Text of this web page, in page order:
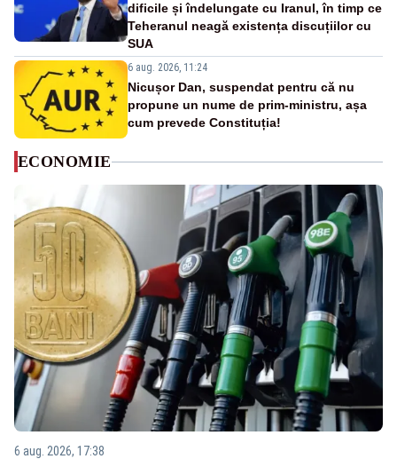
dificile și îndelungate cu Iranul, în timp ce
Teheranul neagă existența discuțiilor cu
SUA
6 aug. 2026, 11:24
Nicușor Dan, suspendat pentru că nu
propune un nume de prim-ministru, așa
cum prevede Constituția!
ECONOMIE
6 aug. 2026, 17:38